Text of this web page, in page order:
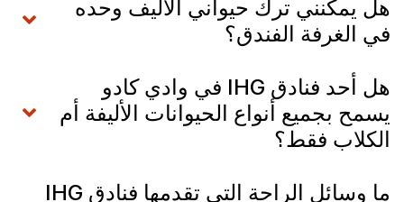
هل يمكنني ترك حيواني الأليف وحده
في الغرفة الفندق؟
هل أحد فنادق IHG في وادي كادو
يسمح بجميع أنواع الحيوانات الأليفة أم
الكلاب فقط؟
ما وسائل الراحة التي تقدمها فنادق IHG